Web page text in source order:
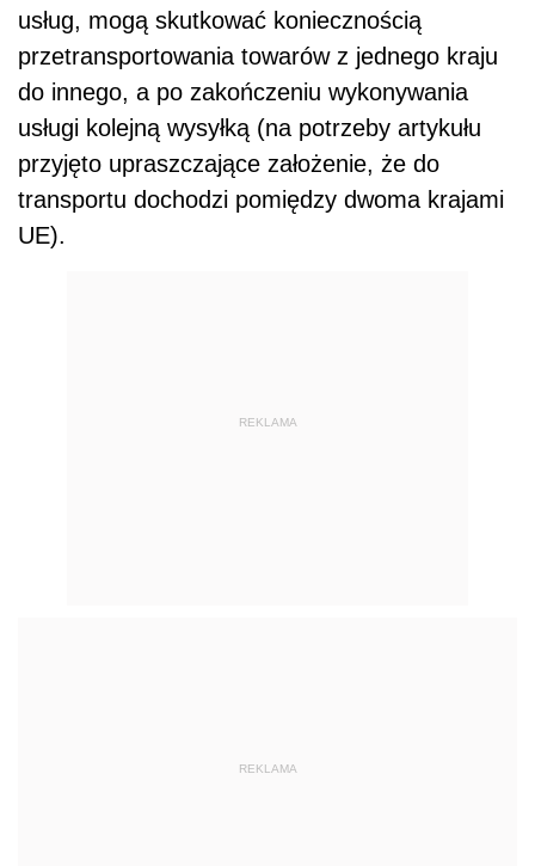
usług, mogą skutkować koniecznością
przetransportowania towarów z jednego kraju
do innego, a po zakończeniu wykonywania
usługi kolejną wysyłką (na potrzeby artykułu
przyjęto upraszczające założenie, że do
transportu dochodzi pomiędzy dwoma krajami
UE).
REKLAMA
REKLAMA